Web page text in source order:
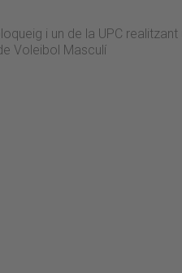
i un de la UPC realitzant
Voleibol Masculí